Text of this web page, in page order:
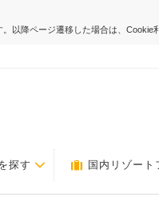
以降ページ遷移した場合は、Cookie
探す 国内リゾート